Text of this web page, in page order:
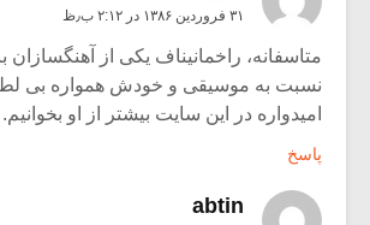
۳۱ فروردین ۱۳۸۶ در ۲:۱۲ ب٫ظ
متاسفانه، راخمانیناف یکی از
نسبت به موسیقی و خودش همواره بی
امیدواره در این سایت بیشتر از او بخوانیم.
پاسخ
abtin